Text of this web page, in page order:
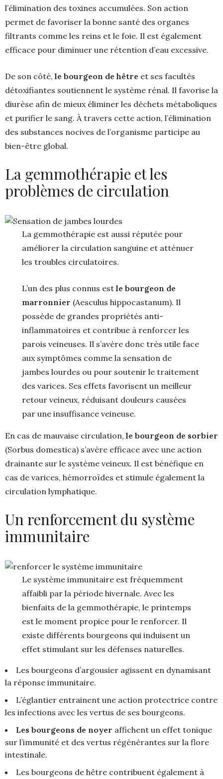
l’élimination des toxines accumulées. Son action
permet de favoriser la bonne santé des organes
filtrants comme les reins et le foie. Il est également
efficace pour diminuer une rétention d’eau excessive.
De son côté, le bourgeon de hêtre et ses facultés
détoxifiantes soutiennent le système rénal. Il favorise la
diurèse afin de mieux éliminer les déchets métaboliques
et purifier le sang. À travers cette action, l’élimination
des substances nocives de l’organisme participe au
bien-être ​​global.
La gemmothérapie et les
problèmes de circulation
La gemmothérapie est aussi réputée pour
améliorer la circulation sanguine et atténuer
les troubles circulatoires.
L’un des plus connus estle bourgeon de
marronnier (Aesculus hippocastanum). Il
possède de grandes propriétés anti-
inflammatoires et contribue à renforcer les
parois veineuses. Il s’avère donc très utile face
aux symptômes comme la sensation de
jambes lourdes ou pour soutenir le traitement
des varices. Ses effets favorisent un meilleur
retour veineux, réduisant douleurs causées
par une insuffisance veineuse.
En cas de mauvaise circulation, le bourgeon de sorbier
(Sorbus domestica) s’avère efficace avec une action
drainante sur le système veineux. Il est bénéfique en
cas de varices, hémorroïdes et stimule également la
circulation lymphatique.
Un renforcement du système
immunitaire
Le système immunitaire est fréquemment
affaibli par la période hivernale. Avec les
bienfaits de la gemmothérapie, le printemps
est le moment propice pour le renforcer. Il
existe différents bourgeons qui induisent un
effet stimulant sur les défenses naturelles.
Les bourgeons d’argousier agissent en dynamisant
la réponse immunitaire.
L’églantier entrainent une action protectrice contre
les infections avec les vertus de ses bourgeons.
Les bourgeons de noyer affichent un effet tonique
sur l’immunité et des vertus régénérantes sur la flore
intestinale​​.
Les bourgeons de hêtre contribuent également à